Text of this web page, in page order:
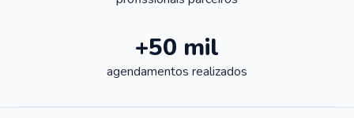
+50 mil
agendamentos realizados